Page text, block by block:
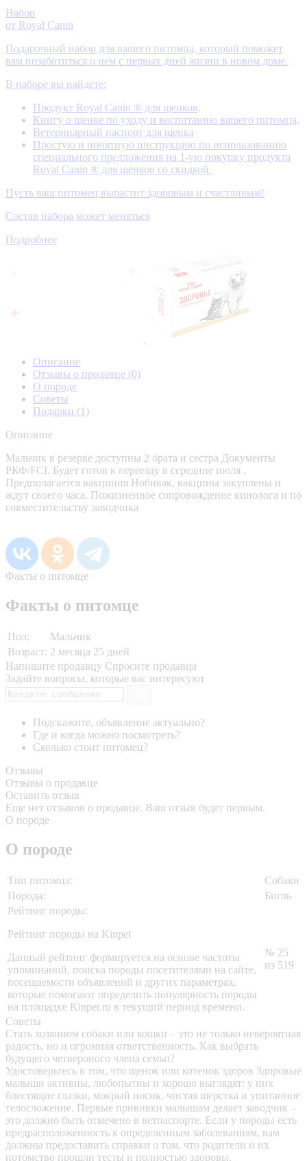
Набор
от Royal Canin
Подарочный набор для вашего питомца, который поможет
вам позаботиться о нем с первых дней жизни в новом доме.
В наборе вы найдете:
Продукт Royal Canin ® для щенков,
Книгу о щенке по уходу и воспитанию вашего питомца,
Ветеринарный паспорт для щенка
Простую и понятную инструкцию по использованию
специального предложения на 1-ую покупку продукта
Royal Canin ® для щенков со скидкой.
Пусть ваш питомец вырастит здоровым и счастливым!
Состав набора может меняться
Подробнее
Описание
Отзывы о продавце (0)
О породе
Советы
Подарки (1)
Описание
Мальчик в резерве доступны 2 брата и сестра Документы
РКФ/FCI. Будет готов к переезду в середине июля .
Предполагается вакциния Нобивак, вакцины закуплены и
ждут своего часа. Пожизненное сопровождение кинолога и по
совместительству заводчика
Факты о питомце
Факты о питомце
Пол:
Мальчик
Возраст: 2 месяца 25 дней
Напишите продавцу Спросите продавца
Задайте вопросы, которые вас интересуют
Подскажите, объявление актуально?
Где и когда можно посмотреть?
Сколько стоит питомец?
Отзывы
Отзывы о продавце
Оставить отзыв
Еще нет отзывов о продавце. Ваш отзыв будет первым.
О породе
О породе
Тип питомца:
Собаки
Порода:
Бигль
Рейтинг породы:
Рейтинг породы на Kinpet
Данный рейтинг формируется на основе частоты
упоминаний, поиска породы посетителями на сайте,
посещаемости объявлений и других параметрах,
которые помогают определить популярность породы
на площадке Kinpet.ru в текущий период времени.
№ 25
из 519
Советы
Стать хозяином собаки или кошки – это не только невероятная
радость, но и огромная ответственность. Как выбрать
будущего четвероного члена семьи?
Удостоверьтесь в том, что щенок или котенок здоров Здоровые
малыши активны, любопытны и хорошо выглядят: у них
блестящие глазки, мокрый носик, чистая шерстка и упитанное
телосложение. Первые прививки малышам делает заводчик –
это должно быть отмечено в ветпаспорте. Если у породы есть
предрасположенность к определенным заболеваниям, вам
должны предоставить справки о том, что родители и их
потомство прошли тесты и полностью здоровы.